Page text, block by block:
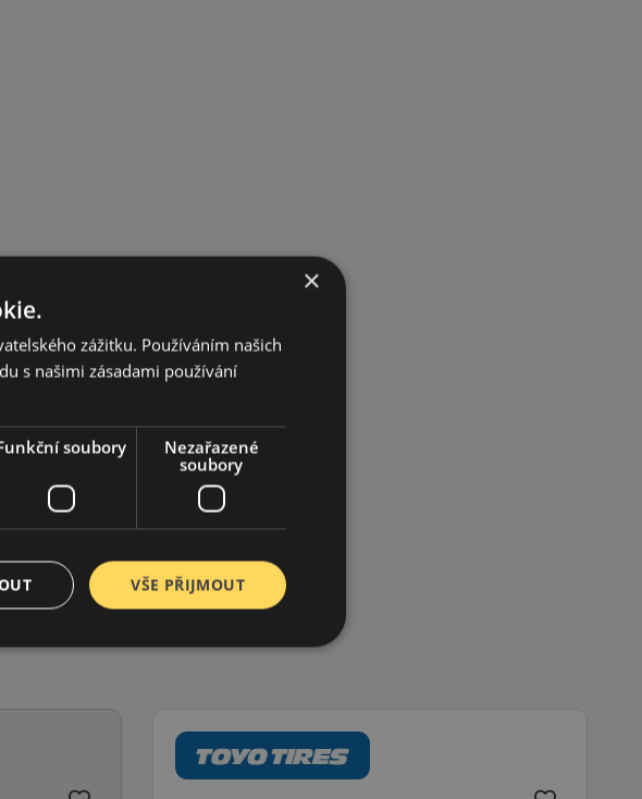
×
zážitku. Používáním našich
s našimi zásadami používání
soubory
Nezařazené
soubory
VŠE PŘIJMOUT